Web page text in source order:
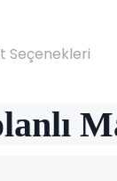
Seçenekleri